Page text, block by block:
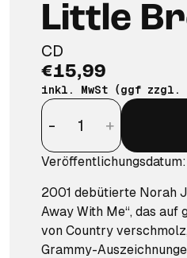
Little
CD
€15,99
inkl. MwSt (ggf zzgl.
Anzahl
-
+
2001 debütierte Norah
Away With Me“, das auf
von Country
Grammy-